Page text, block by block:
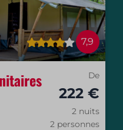
7,9
De
222 €
2 nuits
2 personnes